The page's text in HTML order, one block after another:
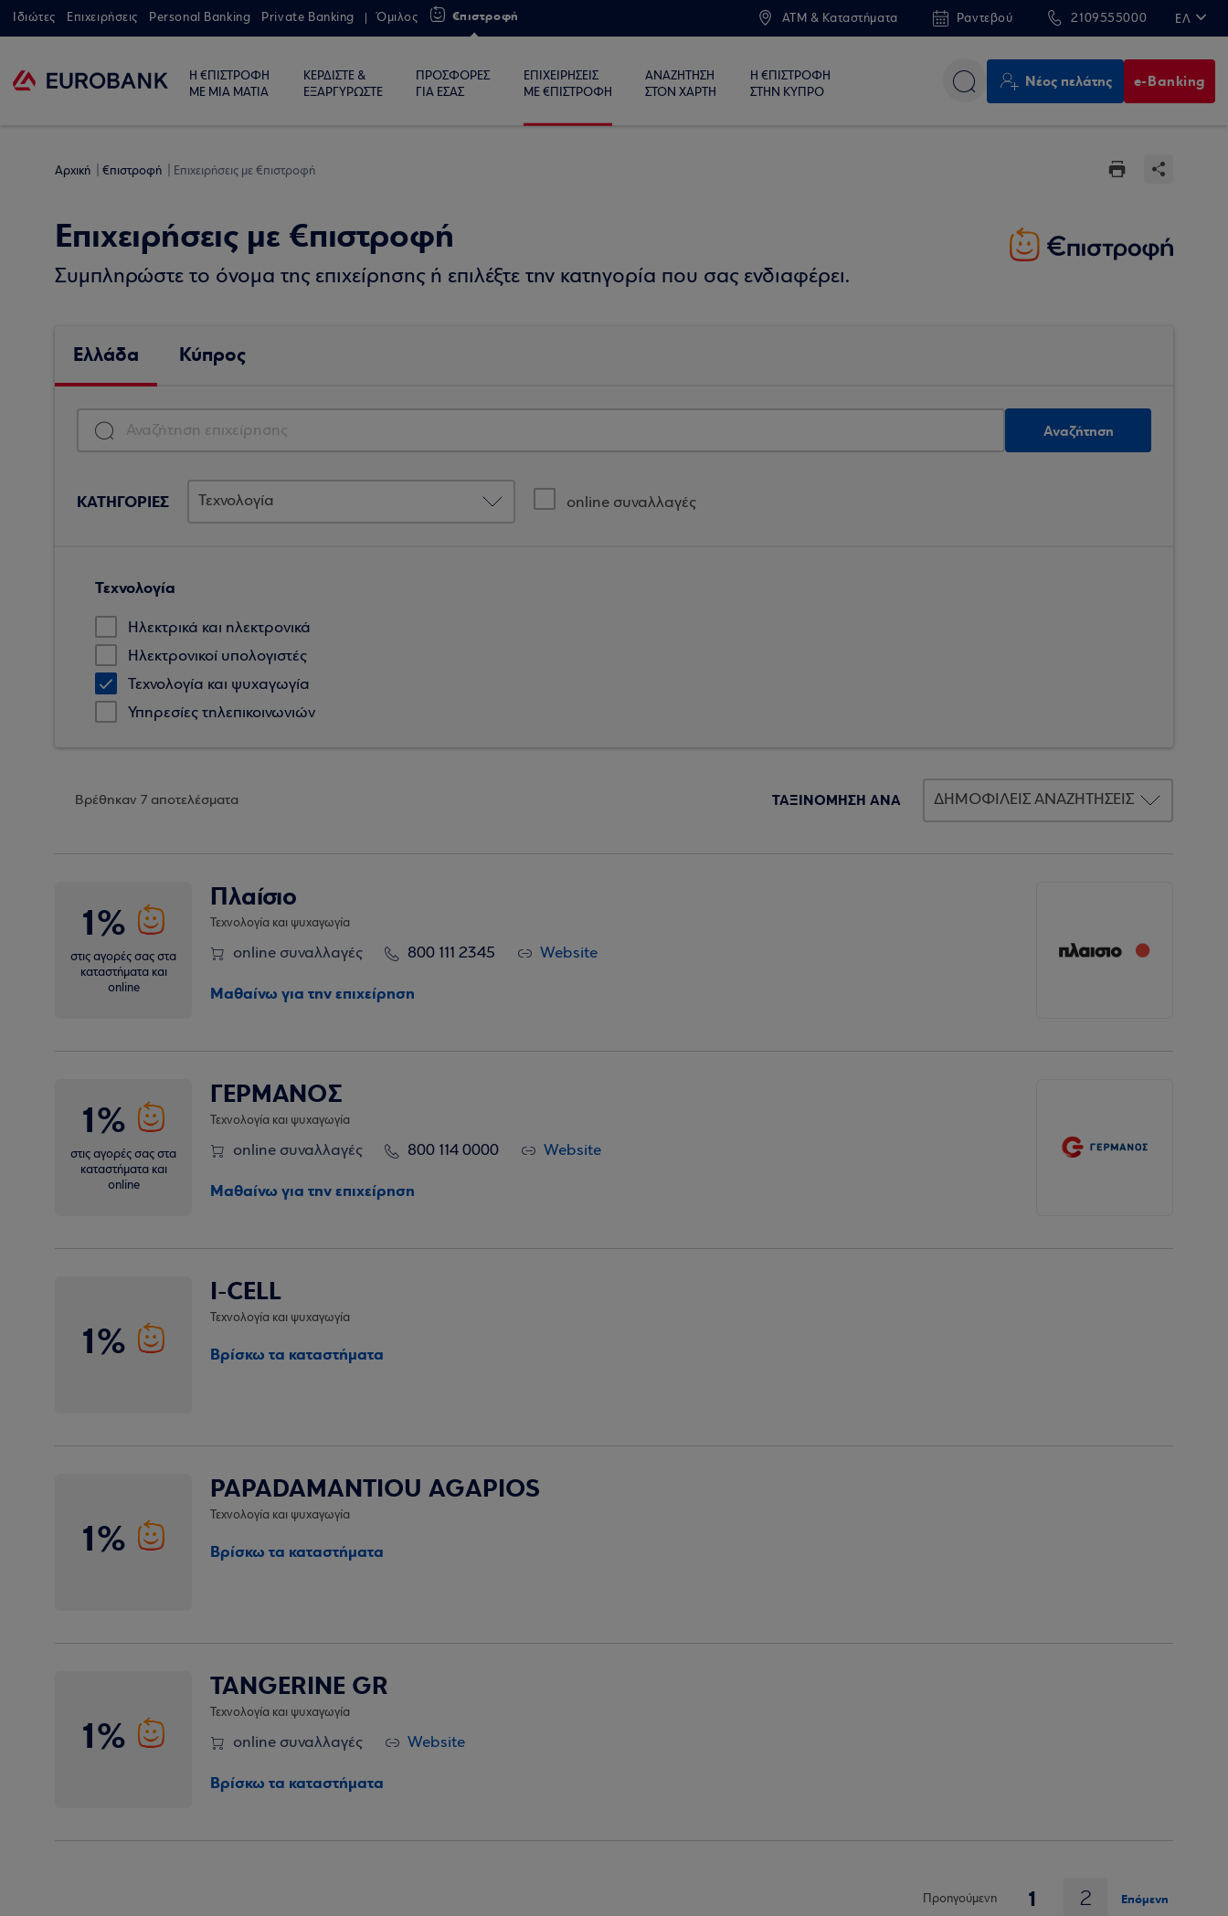
Ιδιώτες Επιχειρήσεις Personal Banking Private Banking Όμιλος €πιστροφή ATM & Καταστήματα Ραντεβού 2109555000 ΕΛ
Η €ΠΙΣΤΡΟΦΗ
ΜΕ ΜΙΑ ΜΑΤΙΑ
ΚΕΡΔΙΣΤΕ &
ΕΞΑΡΓΥΡΩΣΤΕ
ΠΡΟΣΦΟΡΕΣ
ΓΙΑ ΕΣΑΣ
ΕΠΙΧΕΙΡΗΣΕΙΣ
ΜΕ €ΠΙΣΤΡΟΦΗ
ΑΝΑΖΗΤΗΣΗ
ΣΤΟΝ ΧΑΡΤΗ
Η €ΠΙΣΤΡΟΦΗ
ΣΤΗΝ ΚΥΠΡΟ
Νέος πελάτης e-Banking
Αρχική €πιστροφή Επιχειρήσεις με €πιστροφή
Επιχειρήσεις με €πιστροφή
Συμπληρώστε το όνομα της επιχείρησης ή επιλέξτε την κατηγορία που σας ενδιαφέρει.
Ελλάδα Κύπρος
Αναζήτηση
ΚΑΤΗΓΟΡΙΕΣ online συναλλαγές
Τεχνολογία
Ηλεκτρικά και ηλεκτρονικά
Ηλεκτρονικοί υπολογιστές
Τεχνολογία και ψυχαγωγία
Υπηρεσίες τηλεπικοινωνιών
Βρέθηκαν 7 αποτελέσματα ΤΑΞΙΝΟΜΗΣΗ ΑΝΑ
1%
στις αγορές σας στα
καταστήματα και
online
Πλαίσιο
Τεχνολογία και ψυχαγωγία
online συναλλαγές 800 111 2345 Website
Μαθαίνω για την επιχείρηση
1%
στις αγορές σας στα
καταστήματα και
online
ΓΕΡΜΑΝΟΣ
Τεχνολογία και ψυχαγωγία
online συναλλαγές 800 114 0000 Website
Μαθαίνω για την επιχείρηση
1%
I-CELL
Τεχνολογία και ψυχαγωγία
Βρίσκω τα καταστήματα
1%
PAPADAMANTIOU AGAPIOS
Τεχνολογία και ψυχαγωγία
Βρίσκω τα καταστήματα
1%
TANGERINE GR
Τεχνολογία και ψυχαγωγία
online συναλλαγές Website
Βρίσκω τα καταστήματα
Προηγούμενη 1 2 Επόμενη